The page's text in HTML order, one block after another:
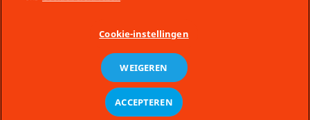
Veel meer om te
Cookie-instellingen
WEIGEREN
ACCEPTEREN